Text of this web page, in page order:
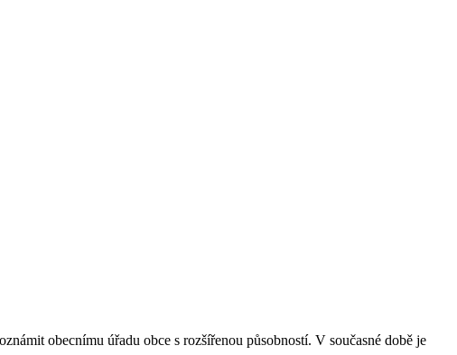
obecnímu úřadu obce s rozšířenou působností. V současné době je